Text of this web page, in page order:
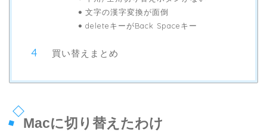
文字の漢字変換が面倒
deleteキーがBack Spaceキー
買い替えまとめ
Macに切り替えたわけ